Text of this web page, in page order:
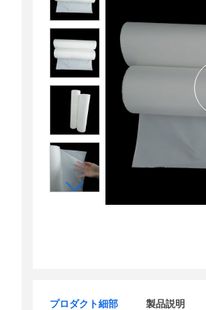
プロダクト細部 製品説明